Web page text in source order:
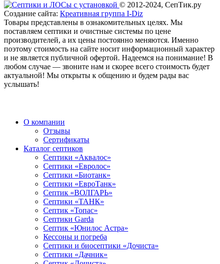
© 2012-2024, СепТик.ру
Создание сайта: Креативная группа I-Diz
Товары представлены в ознакомительных целях. Мы
поставляем септики и очистные системы по цене
производителей, а их цены постоянно меняются. Именно
поэтому стоимость на сайте носит информационный характер
и не является публичной офертой. Надеемся на понимание! В
любом случае — звоните нам и скорее всего стоимость будет
актуальной! Мы открыты к общению и будем рады вас
услышать!
О компании
Отзывы
Сертификаты
Каталог септиков
Септики «Аквалос»
Септики «Евролос»
Септики «Биотанк»
Септики «ЕвроТанк»
Септик «ВОЛГАРЬ»
Септики «ТАНК»
Септик «Топас»
Септики Garda
Септик «Юнилос Астра»
Кессоны и погреба
Cептики и биосептики «Дочиста»
Септики «Дачник»